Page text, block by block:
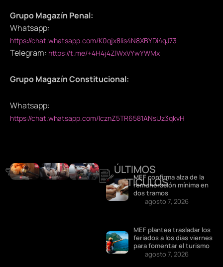
Grupo Magazín Penal:
Whatsapp:
https://chat.whatsapp.com/K0qjx8lis4N8XBYDi4qJ73
Telegram: https://t.me/+4H4j4ZlWxVYwYWMx
Grupo Magazín Constitucional:
Whatsapp:
https://chat.whatsapp.com/IcznZ5TR6581ANsUz3qkvH
DESTACADOS
ÚLTIMOS
ARTÍCULOS
MEF confirma alza de la
remuneración mínima en
dos tramos
agosto 7, 2026
MEF plantea trasladar los
feriados a los días viernes
para fomentar el turismo
agosto 7, 2026